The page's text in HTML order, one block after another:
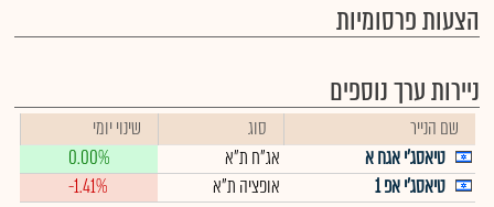
הצעות פרסומיות
ניירות ערך נוספים
שם הנייר סוג
שינוי יומי
טיאסג'י אגח א
אג"ח ת"א
0.00%
טיאסג'י אפ 1
אופציה ת"א -1.41%